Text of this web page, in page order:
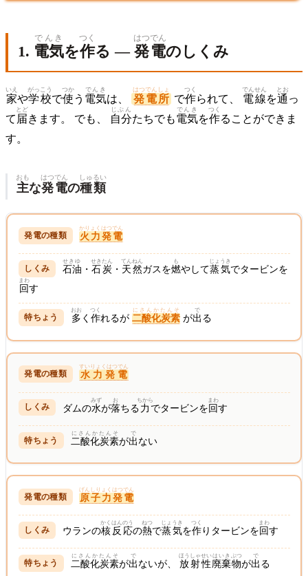
1. 電気
でんき
を作
つく
る — 発電
はつでん
のしくみ
家
いえ
や学校
がっこう
で使
つか
う 電気
でんき
は、 発電所
はつでんしょ
で作
つく
られて、 電線
でんせん
を通
とお
っ
て 届
とど
きます。 でも、 自分
じぶん
たちでも電気
でんき
を作
つく
ることができま
す。
主
おも
な発電
はつでん
の種類
しゅるい
火力発電
かりょくはつでん
石油
せきゆ
・ 石炭
せきたん
・ 天然
てんねん
ガスを燃
も
やして蒸気
じょうき
でタービンを
回
まわ
す
多
おお
く作
つく
れるが二酸化炭素
にさんかたんそ
が出
で
る
水力発電
すいりょくはつでん
ダムの水
みず
が落
お
ちる 力
ちから
でタービンを回
まわ
す
二酸化炭素
にさんかたんそ
が出
で
ない
原子力発電
げんしりょくはつでん
ウランの核
かく
反応
はんのう
の熱
ねつ
で蒸気
じょうき
を作
つく
りタービンを 回
まわ
す
二酸化炭素
にさんかたんそ
が出
で
ないが、放射
ほうしゃ
性
せい
廃棄
はいき
物
ぶつ
が出
で
る